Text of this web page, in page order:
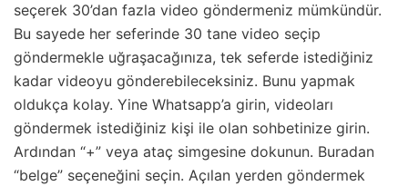
seçerek 30’dan fazla video göndermeniz mümkündür.
Bu sayede her seferinde 30 tane video seçip
göndermekle uğraşacağınıza, tek seferde istediğiniz
kadar videoyu gönderebileceksiniz. Bunu yapmak
oldukça kolay. Yine Whatsapp’a girin, videoları
göndermek istediğiniz kişi ile olan sohbetinize girin.
Ardından “+” veya ataç simgesine dokunun. Buradan
“belge” seçeneğini seçin. Açılan yerden göndermek